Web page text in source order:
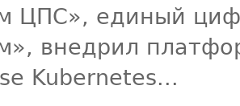
ЦПС», единый
внедрил
Kubernetes...